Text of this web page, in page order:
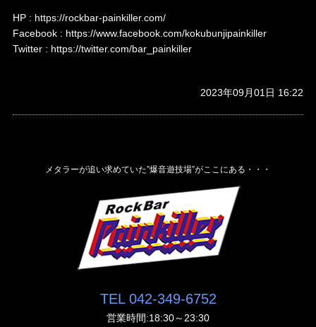
HP : https://rockbar-painkiller.com/
Facebook : https://www.facebook.com/kokubunjipainkiller
Twitter : https://twitter.com/bar_painkiller
2023年09月01日 16:22
メタラーが追い求めていた”爆音遊技場”がここにある・・・
TEL 042-349-6752
営業時間:18:30～23:30